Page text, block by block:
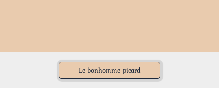
Le bonhomme picard